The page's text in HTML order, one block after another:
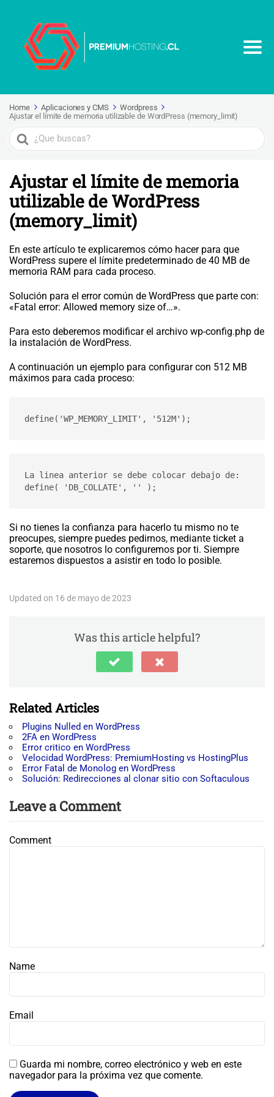
Home Aplicaciones y CMS
Wordpress
Ajustar el límite de memoria utilizable de WordPress (memory_limit)
Search
For
Ajustar el límite de memoria
utilizable de WordPress
(memory_limit)
En este artículo te explicaremos cómo hacer para que
WordPress supere el límite predeterminado de 40 MB de
memoria RAM para cada proceso.
Solución para el error común de WordPress que parte con:
«Fatal error: Allowed memory size of…».
Para esto deberemos modificar el archivo wp-config.php de
la instalación de WordPress.
A continuación un ejemplo para configurar con 512 MB
máximos para cada proceso:
define('WP_MEMORY_LIMIT', '512M');
La linea anterior se debe colocar debajo de:
define( 'DB_COLLATE', '' );
Si no tienes la confianza para hacerlo tu mismo no te
preocupes, siempre puedes pedirnos, mediante ticket a
soporte, que nosotros lo configuremos por ti. Siempre
estaremos dispuestos a asistir en todo lo posible.
Updated on 16 de mayo de 2023
Was this article helpful?
Related Articles
Plugins Nulled en WordPress
2FA en WordPress
Error critico en WordPress
Velocidad WordPress: PremiumHosting vs HostingPlus
Error Fatal de Monolog en WordPress
Solución: Redirecciones al clonar sitio con Softaculous
Leave a Comment
Comment
Name
Email
Guarda mi nombre, correo electrónico y web en este
navegador para la próxima vez que comente.